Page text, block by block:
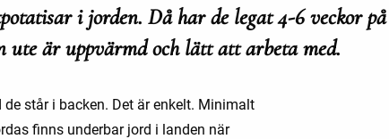
i jorden. Då har de legat 4-6 veckor
ute är uppvärmd och lätt att arbeta med.
står i backen. Det är enkelt. Minimalt
finns underbar jord i landen när